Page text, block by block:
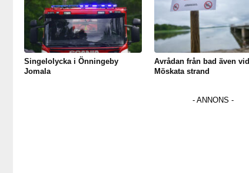
Singelolycka i Önningeby
Jomala
Avrådan från bad även vid
Möskata strand